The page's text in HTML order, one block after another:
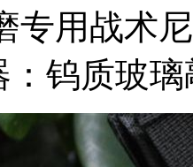
专用战术
：钨质玻